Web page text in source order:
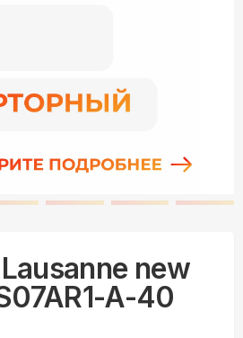
new
A-40